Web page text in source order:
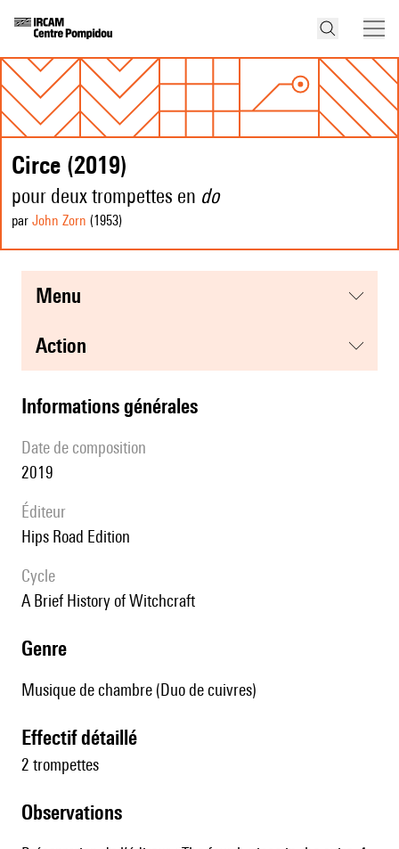
Circe (2019)
pour deux trompettes en do
par John Zorn (1953)
menu
action
informations générales
date de composition
2019
éditeur
Hips Road Edition
Cycle
A Brief History of Witchcraft
genre
Musique de chambre (Duo de cuivres)
effectif détaillé
2 trompettes
observations